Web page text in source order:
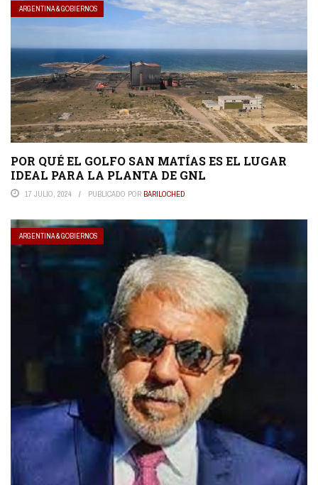
ARGENTINA & GOBIERNOS
POR QUÉ EL GOLFO SAN MATÍAS ES EL LUGAR
IDEAL PARA LA PLANTA DE GNL
17 JULIO, 2024 PUBLICADO POR BARILOCHED
ARGENTINA & GOBIERNOS